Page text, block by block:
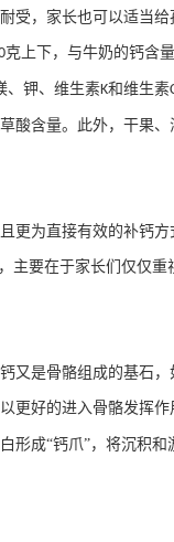
受，家长也可以适当
克上下，与牛奶的钙含
、钾、维生素K和维生素
酸含量。此外，干果
更为直接有效的补钙
主要在于家长们仅仅
又是骨骼组成的基石
更好的进入骨骼发挥
形成“钙爪”，将沉积和